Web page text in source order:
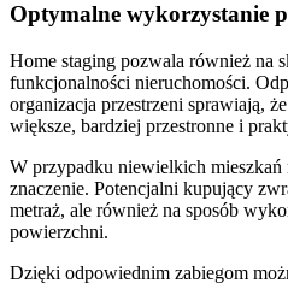
Optymalne wykorzystanie
Home staging pozwala również na
funkcjonalności nieruchomości.
organizacja przestrzeni sprawiają,
większe, bardziej przestronne i
W przypadku niewielkich mieszkań
znaczenie. Potencjalni kupujący
metraż, ale również na sposób
powierzchni.
Dzięki odpowiednim zabiegom